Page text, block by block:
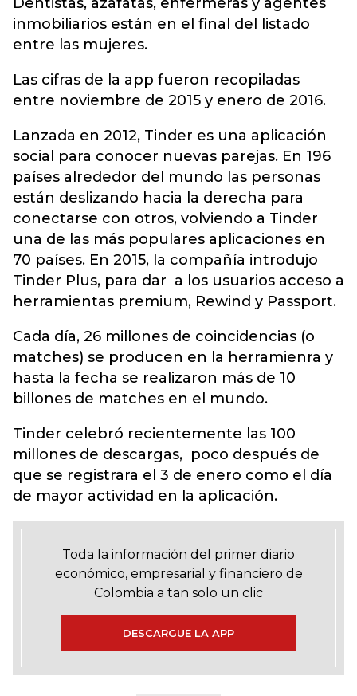
inmobiliarios están en el final del listado
entre las mujeres.
Las cifras de la app fueron recopiladas
entre noviembre de 2015 y enero de 2016.
Lanzada en 2012, Tinder es una aplicación
social para conocer nuevas parejas. En 196
países alrededor del mundo las personas
están deslizando hacia la derecha para
conectarse con otros, volviendo a Tinder
una de las más populares aplicaciones en
70 países. En 2015, la compañía introdujo
Tinder Plus, para dar a los usuarios acceso a
herramientas premium, Rewind y Passport.
Cada día, 26 millones de coincidencias (o
matches) se producen en la herramienra y
hasta la fecha se realizaron más de 10
billones de matches en el mundo.
Tinder celebró recientemente las 100
millones de descargas, poco después de
que se registrara el 3 de enero como el día
de mayor actividad en la aplicación.
Toda la información del primer diario
económico, empresarial y financiero de
Colombia a tan solo un clic
DESCARGUE LA APP